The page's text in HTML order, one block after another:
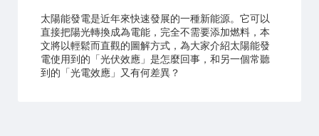
太陽能發電是近年來快速發展的一種新能源。它可以
直接把陽光轉換成為電能，完全不需要添加燃料，本
文將以輕鬆而直觀的圖解方式，為大家介紹太陽能發
電使用到的「光伏效應」是怎麼回事，和另一個常聽
到的「光電效應」又有何差異？